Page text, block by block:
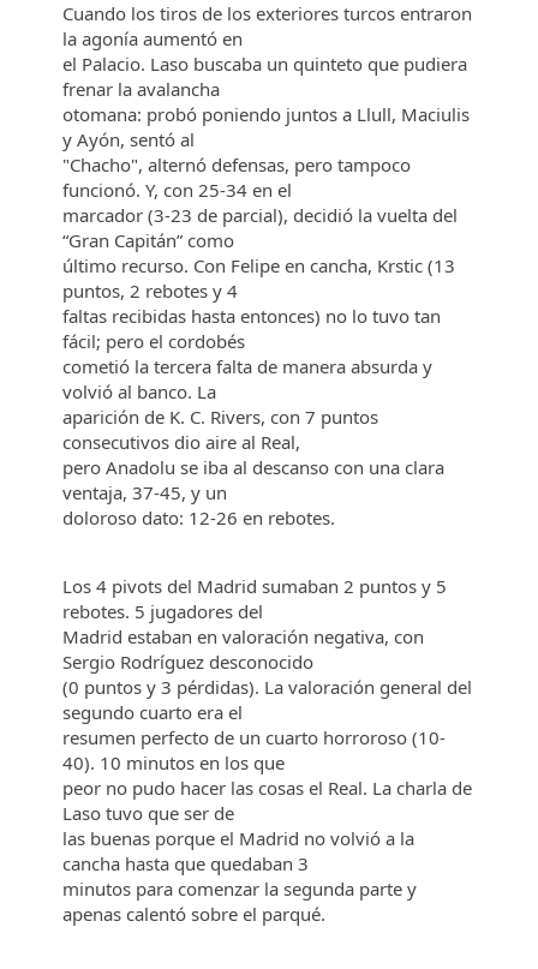
Cuando los tiros de los exteriores turcos entraron
la agonía aumentó en
el Palacio. Laso buscaba un quinteto que pudiera
frenar la avalancha
otomana: probó poniendo juntos a Llull, Maciulis
y Ayón, sentó al
"Chacho", alternó defensas, pero tampoco
funcionó. Y, con 25-34 en el
marcador (3-23 de parcial), decidió la vuelta del
“Gran Capitán” como
último recurso. Con Felipe en cancha, Krstic (13
puntos, 2 rebotes y 4
faltas recibidas hasta entonces) no lo tuvo tan
fácil; pero el cordobés
cometió la tercera falta de manera absurda y
volvió al banco. La
aparición de K. C. Rivers, con 7 puntos
consecutivos dio aire al Real,
pero Anadolu se iba al descanso con una clara
ventaja, 37-45, y un
doloroso dato: 12-26 en rebotes.
Los 4 pivots del Madrid sumaban 2 puntos y 5
rebotes. 5 jugadores del
Madrid estaban en valoración negativa, con
Sergio Rodríguez desconocido
(0 puntos y 3 pérdidas). La valoración general del
segundo cuarto era el
resumen perfecto de un cuarto horroroso (10-
40). 10 minutos en los que
peor no pudo hacer las cosas el Real. La charla de
Laso tuvo que ser de
las buenas porque el Madrid no volvió a la
cancha hasta que quedaban 3
minutos para comenzar la segunda parte y
apenas calentó sobre el parqué.